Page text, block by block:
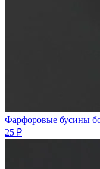
Фарфоровые бусины
25 ₽